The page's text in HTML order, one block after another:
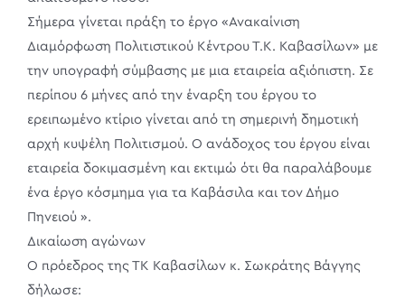
Σήμερα γίνεται πράξη το έργο «Ανακαίνιση
Διαμόρφωση Πολιτιστικού Κέντρου Τ.Κ. Καβασίλων» με
την υπογραφή σύμβασης με μια εταιρεία αξιόπιστη. Σε
περίπου 6 μήνες από την έναρξη του έργου το
ερειπωμένο κτίριο γίνεται από τη σημερινή δημοτική
αρχή κυψέλη Πολιτισμού. Ο ανάδοχος του έργου είναι
εταιρεία δοκιμασμένη και εκτιμώ ότι θα παραλάβουμε
ένα έργο κόσμημα για τα Καβάσιλα και τον Δήμο
Πηνειού ».
Δικαίωση αγώνων
Ο πρόεδρος της ΤΚ Καβασίλων κ. Σωκράτης Βάγγης
δήλωσε: